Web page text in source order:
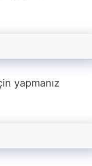
yapmanız